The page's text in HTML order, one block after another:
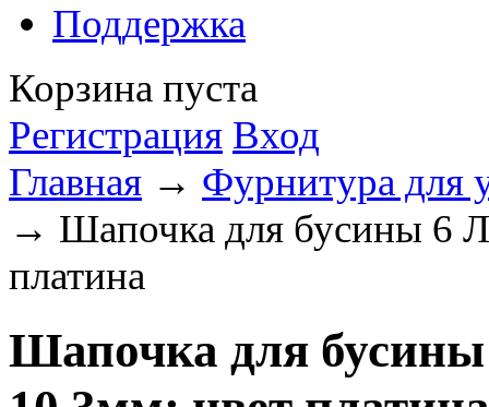
Поддержка
Корзина пуста
Регистрация Вход
Главная → Фурнитура для
→ Шапочка для бусины 6
платина
Шапочка для